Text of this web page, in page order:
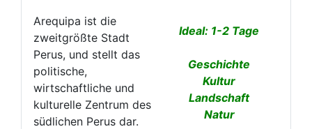
Arequipa ist die
zweitgrößte Stadt
Perus, und stellt das
politische,
wirtschaftliche und
kulturelle Zentrum des
südlichen Perus dar.
Ideal: 1-2 Tage
Geschichte
Kultur
Landschaft
Natur